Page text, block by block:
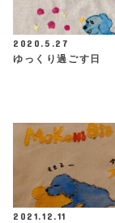
2020.5.27
ゆっくり過ごす日
2021.12.11